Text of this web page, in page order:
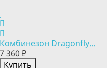
Комбинезон Dragonfly...
7 360 ₽
Купить